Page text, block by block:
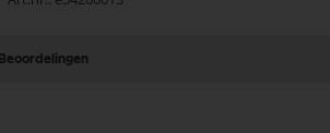
Beoordelingen